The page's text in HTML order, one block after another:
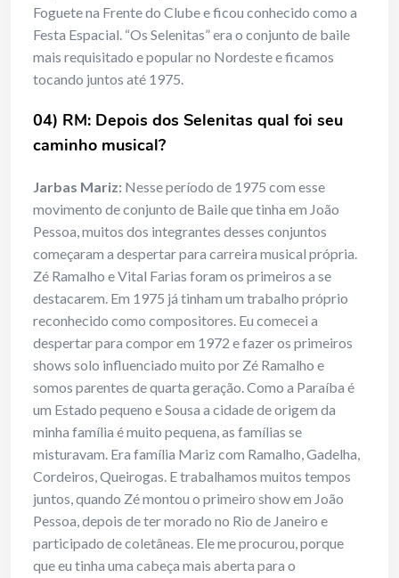
Foguete na Frente do Clube e ficou conhecido como a
Festa Espacial. “Os Selenitas” era o conjunto de baile
mais requisitado e popular no Nordeste e ficamos
tocando juntos até 1975.
04) RM: Depois dos Selenitas qual foi seu
caminho musical?
Jarbas Mariz: Nesse período de 1975 com esse
movimento de conjunto de Baile que tinha em João
Pessoa, muitos dos integrantes desses conjuntos
começaram a despertar para carreira musical própria.
Zé Ramalho e Vital Farias foram os primeiros a se
destacarem. Em 1975 já tinham um trabalho próprio
reconhecido como compositores. Eu comecei a
despertar para compor em 1972 e fazer os primeiros
shows solo influenciado muito por Zé Ramalho e
somos parentes de quarta geração. Como a Paraíba é
um Estado pequeno e Sousa a cidade de origem da
minha família é muito pequena, as famílias se
misturavam. Era família Mariz com Ramalho, Gadelha,
Cordeiros, Queirogas. E trabalhamos muitos tempos
juntos, quando Zé montou o primeiro show em João
Pessoa, depois de ter morado no Rio de Janeiro e
participado de coletâneas. Ele me procurou, porque
que eu tinha uma cabeça mais aberta para o